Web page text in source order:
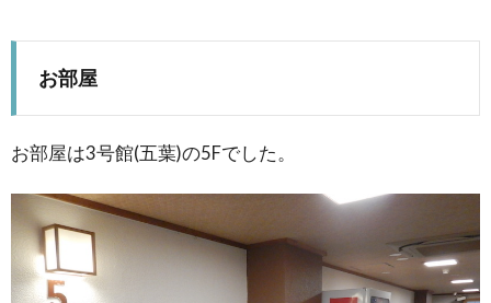
お部屋
お部屋は3号館(五葉)の5Fでした。